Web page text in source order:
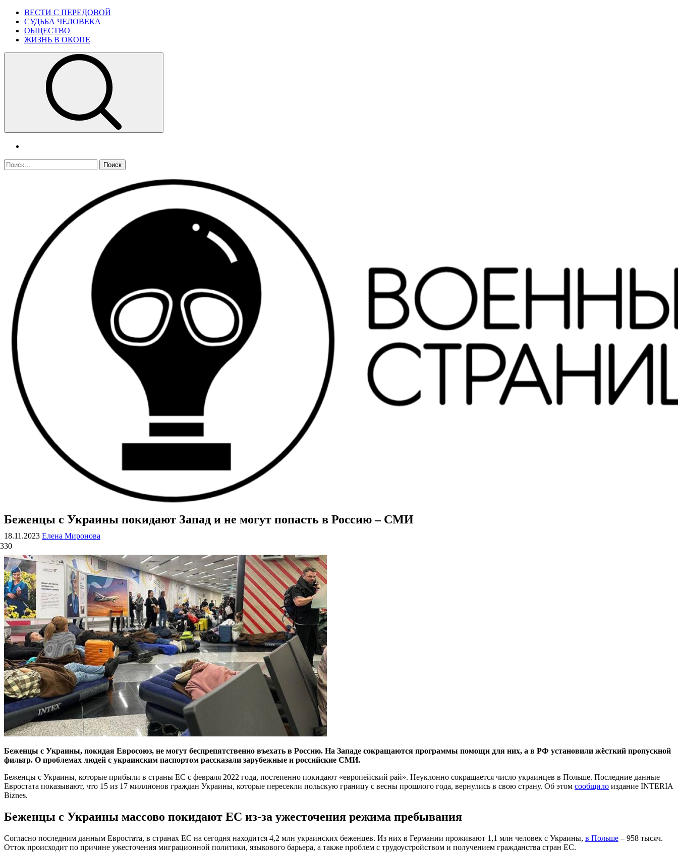
Skip
content
Primary
Menu
ВЕСТИ С ПЕРЕДОВОЙ
СУДЬБА ЧЕЛОВЕКА
ОБЩЕСТВО
ЖИЗНЬ В ОКОПЕ
Найти:
ВОЕННЫЕ СТРАНИЦЫ
СТАТЬИ ВОЕННОЙ ТЕМАТИКИ
Беженцы с Украины покидают Запад и не могут попасть в Россию – СМИ
18.11.2023 Елена Миронова
330
Беженцы с Украины, покидая Евросоюз, не могут беспрепятственно въехать в Россию. На Западе сокращаются программы помощи для них, а в РФ установили жёсткий пропускной
фильтр. О проблемах людей с украинским паспортом рассказали зарубежные и российские СМИ.
Беженцы с Украины, которые прибыли в страны ЕС с февраля 2022 года, постепенно покидают «европейский рай». Неуклонно сокращается число украинцев в Польше. Последние данные
Евростата показывают, что 15 из 17 миллионов граждан Украины, которые пересекли польскую границу с весны прошлого года, вернулись в свою страну. Об этом сообщило издание INTERIA
Biznes.
Беженцы с Украины массово покидают ЕС из-за ужесточения режима пребывания
Согласно последним данным Евростата, в странах ЕС на сегодня находится 4,2 млн украинских беженцев. Из них в Германии проживают 1,1 млн человек с Украины, в Польше – 958 тысяч.
Отток происходит по причине ужесточения миграционной политики, языкового барьера, а также проблем с трудоустройством и получением гражданства стран ЕС.